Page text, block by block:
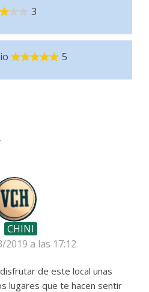
3
5
CHINI
2019 a las 17:12
de este local unas
lugares que te hacen sentir